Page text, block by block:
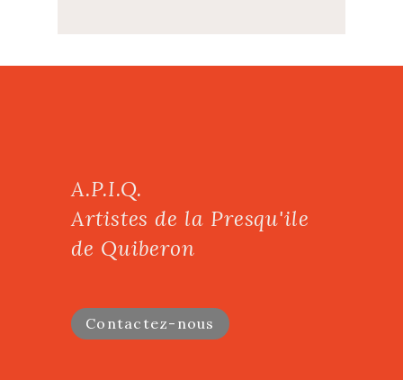
A.P.I.Q.
Artistes de la Presqu'ile
de Quiberon
Contactez-nous